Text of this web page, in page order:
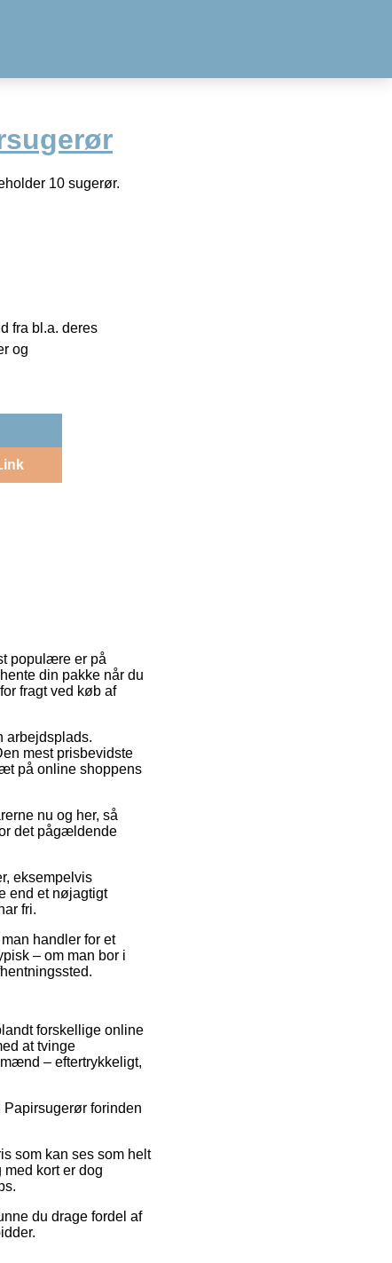
10 sugerør.
fra bl.a. deres
og
populære er på
din pakke når du
fragt ved køb af
arbejdsplads.
mest prisbevidste
på online shoppens
nu og her, så
det pågældende
eksempelvis
end et nøjagtigt
fri.
handler for et
– om man bor i
forskellige online
at tvinge
– eftertrykkeligt,
forinden
som kan ses som helt
kort er dog
du drage fordel af